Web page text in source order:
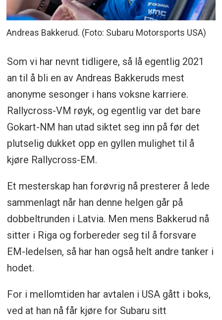
Andreas Bakkerud. (Foto: Subaru Motorsports USA)
Som vi har nevnt tidligere, så lå egentlig 2021
an til å bli en av Andreas Bakkeruds mest
anonyme sesonger i hans voksne karriere.
Rallycross-VM røyk, og egentlig var det bare
Gokart-NM han utad siktet seg inn på før det
plutselig dukket opp en gyllen mulighet til å
kjøre Rallycross-EM.
Et mesterskap han forøvrig nå presterer å lede
sammenlagt når han denne helgen går på
dobbeltrunden i Latvia. Men mens Bakkerud nå
sitter i Riga og forbereder seg til å forsvare
EM-ledelsen, så har han også helt andre tanker i
hodet.
For i mellomtiden har avtalen i USA gått i boks,
ved at han nå får kjøre for Subaru sitt